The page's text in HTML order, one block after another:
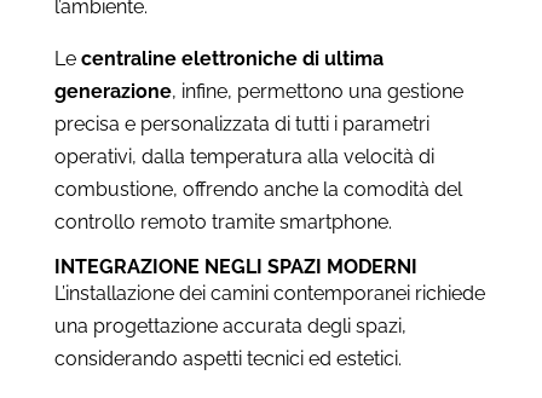
l’ambiente.
Le centraline elettroniche di ultima
generazione, infine, permettono una gestione
precisa e personalizzata di tutti i parametri
operativi, dalla temperatura alla velocità di
combustione, offrendo anche la comodità del
controllo remoto tramite smartphone.
INTEGRAZIONE NEGLI SPAZI MODERNI
L’installazione dei camini contemporanei richiede
una progettazione accurata degli spazi,
considerando aspetti tecnici ed estetici.